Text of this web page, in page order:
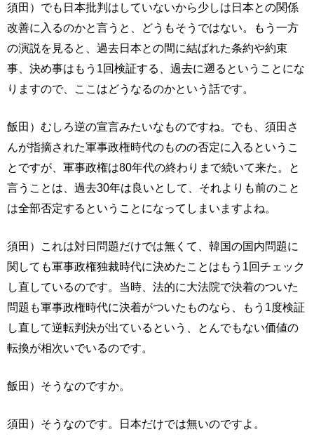
須田）でも日本批判はしていないから少しは日本との関係
改善に入るのかと言うと、どうもそうではない。もう一方
の演説を見ると、過去日本との間に結ばれた条約や約束
事、決め事はもう1回検証する、過去に遡るということにな
りますので、ここはどうなるのかという話です。
飯田）むしろ逆の宣言みたいなものですね。でも、須田さ
んが指摘された軍事政権時代のものの否定に入るというこ
とですが、軍事政権は80年代の終わりまで続いて来た。と
言うことは、過去30年は良いとして、それよりも前のこと
は全部否定するということになってしまいますよね。
須田）これは対日問題だけでは無くて、韓国の国内問題に
関しても軍事政権独裁時代に決めたことはもう1回チェック
し直しているのです。当時、法的に大法院で決着のついた
問題も軍事政権時代に決着がついたものなら、もう1度検証
し直して逆転判決が出ているという、とんでもない価値の
転換が相次いでいるのです。
飯田）そうなのですか。
須田）そうなのです。日本だけでは無いのですよ。